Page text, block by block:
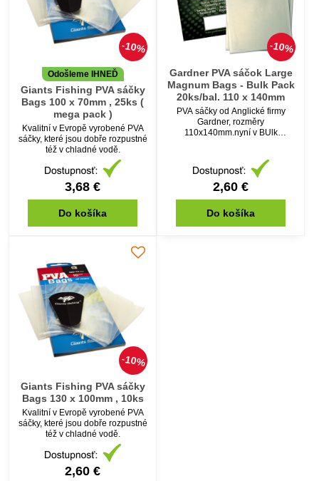
10%
Odošleme IHNEĎ
Giants Fishing PVA sáčky
Bags 100 x 70mm , 25ks (
mega pack )
Kvalitní v Evropě vyrobené PVA
sáčky, které jsou dobře rozpustné
též v chladné vodě.
3,68 €
Do košíka
10%
Gardner PVA sáčok Large
Magnum Bags - Bulk Pack
20ks/bal. 110 x 140mm
PVA sáčky od Anglické firmy
Gardner, rozměry
110x140mm.nyní v BUlk
2,60 €
Do košíka
10%
Giants Fishing PVA sáčky
Bags 130 x 100mm , 10ks
Kvalitní v Evropě vyrobené PVA
sáčky, které jsou dobře rozpustné
též v chladné vodě.
2,60 €